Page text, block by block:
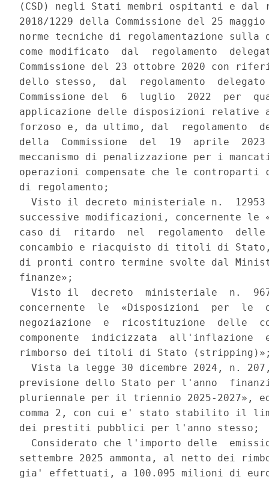
(CSD) negli Stati membri ospitanti e dal
2018/1229 della Commissione del 25
norme tecniche di regolamentazione
come modificato  dal  regolamento
Commissione del 23 ottobre 2020 con
dello stesso,  dal  regolamento
Commissione del  6  luglio  2022  per
applicazione delle disposizioni relative
forzoso e, da ultimo, dal  regolamento
della  Commissione  del  19  aprile
meccanismo di penalizzazione per i
operazioni compensate che le
di regolamento;
Visto il decreto ministeriale n.
successive modificazioni, concernente
caso di  ritardo  nel  regolamento
concambio e riacquisto di titoli di
di pronti contro termine svolte dal
finanze»;
Visto il  decreto  ministeriale  n.
concernente  le  «Disposizioni  per  le
negoziazione  e  ricostituzione  delle
componente  indicizzata  all'inflazione
rimborso dei titoli di Stato
Vista la legge 30 dicembre 2024, n.
previsione dello Stato per l'anno
pluriennale per il triennio 2025-
comma 2, con cui e' stato stabilito il
dei prestiti pubblici per l'anno stesso;
Considerato che l'importo delle
settembre 2025 ammonta, al netto dei
gia' effettuati, a 100.095 milioni di